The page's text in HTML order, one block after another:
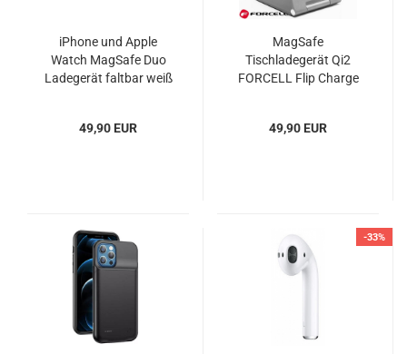
iPhone und Apple
Watch MagSafe Duo
Ladegerät faltbar weiß
49,90 EUR
MagSafe
Tischladegerät Qi2
FORCELL Flip Charge
49,90 EUR
-33%